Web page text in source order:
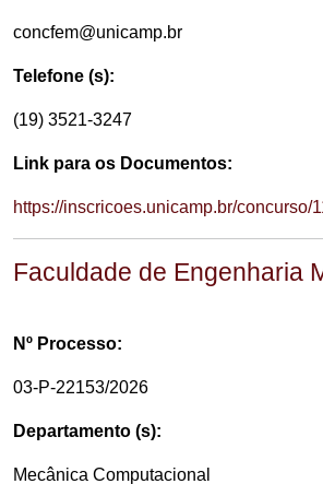
concfem@unicamp.br
Telefone (s):
(19) 3521-3247
Link para os Documentos:
https://inscricoes.unicamp.br/concurso/
Faculdade de Engenharia
Nº Processo:
03-P-22153/2026
Departamento (s):
Mecânica Computacional